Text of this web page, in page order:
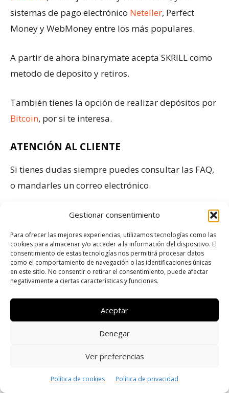
Gestionar consentimiento
Para ofrecer las mejores experiencias, utilizamos tecnologías como las
cookies para almacenar y/o acceder a la información del dispositivo. El
consentimiento de estas tecnologías nos permitirá procesar datos
como el comportamiento de navegación o las identificaciones únicas
en este sitio. No consentir o retirar el consentimiento, puede afectar
negativamente a ciertas características y funciones.
Aceptar
Denegar
Ver preferencias
Política de cookies Política de privacidad
sistemas de pago electrónico Neteller, Perfect
Money y WebMoney entre los más populares.
A partir de ahora binarymate acepta SKRILL como
metodo de deposito y retiros.
También tienes la opción de realizar depósitos por
Bitcoin, por si te interesa.
ATENCIÓN AL CLIENTE
Si tienes dudas siempre puedes consultar las FAQ,
o mandarles un correo electrónico.
También está la opción de que te devuelvan la
llamada. Pero si hay algo que caracteriza a este
bróker entre otros es su exclusivo servicio de
atención al cliente por video chat, disponible las
24/7.
Abre una cuenta demo gratis sin deposito
ahora en Videforex
DETALLES TÉCNICOS DEL BROKER
Déposito mínimo: 250$€